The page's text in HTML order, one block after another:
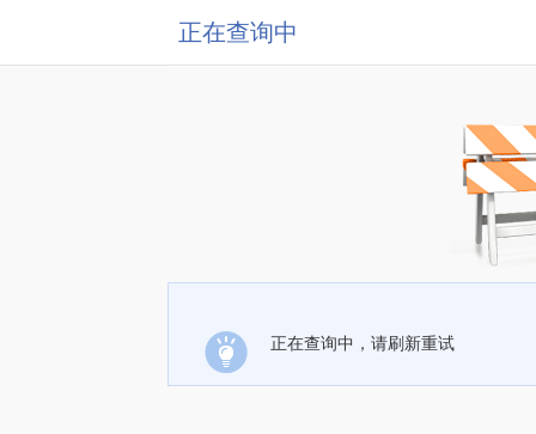
正在查询中
正在查询中，请刷新重试